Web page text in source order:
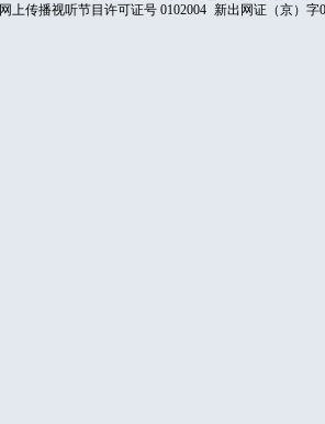
网上传播视听节目许可证号 0102004 新出网证（京）